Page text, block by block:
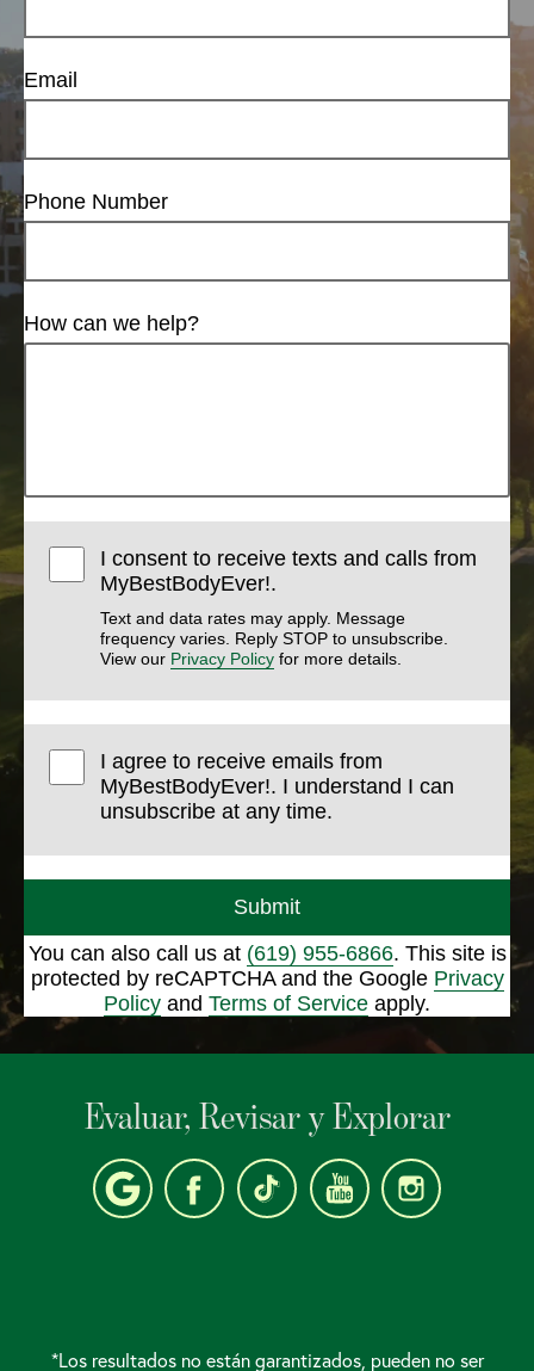
Email
Phone Number
How can we help?
I consent to receive texts and calls from
MyBestBodyEver!.
Text and data rates may apply. Message
frequency varies. Reply STOP to unsubscribe.
View our Privacy Policy for more details.
I agree to receive emails from
MyBestBodyEver!. I understand I can
unsubscribe at any time.
Submit
You can also call us at (619) 955-6866. This site is
protected by reCAPTCHA and the Google Privacy
Policy and Terms of Service apply.
Evaluar, Revisar y Explorar
*Los resultados no están garantizados, pueden no ser